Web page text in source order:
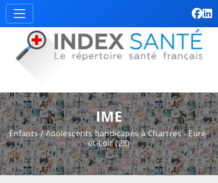
IME
Enfants / Adolescents handicapés à Chartres - Eure-
et-Loir (28)